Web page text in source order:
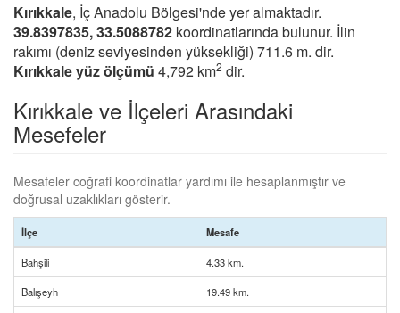
Kırıkkale, İç Anadolu Bölgesi'nde yer almaktadır.
39.8397835, 33.5088782 koordinatlarında bulunur. İlin
rakımı (deniz seviyesinden yüksekliği) 711.6 m. dir.
Kırıkkale yüz ölçümü 4,792 km2 dir.
Kırıkkale ve İlçeleri Arasındaki
Mesefeler
Mesafeler coğrafi koordinatlar yardımı ile hesaplanmıştır ve
doğrusal uzaklıkları gösterir.
İlçe Mesafe
Bahşili 4.33 km.
Balışeyh 19.49 km.